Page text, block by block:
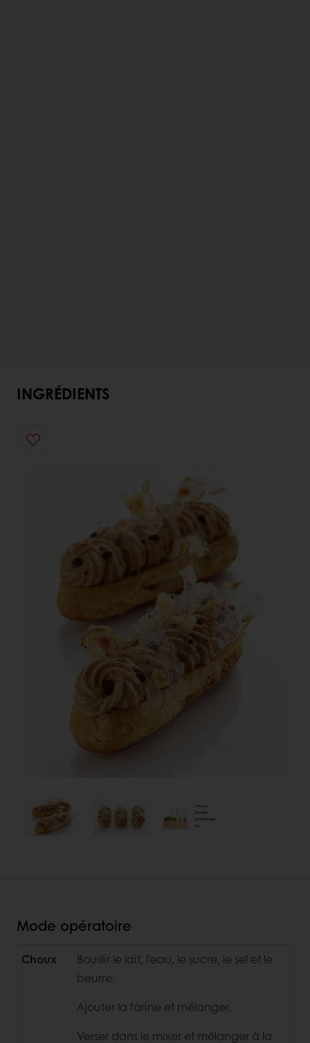
INGRÉDIENTS
Mode opératoire
Choux
Bouillir le lait, l'eau, le sucre, le sel et le
beurre.
Ajouter la farine et mélanger.
Verser dans le mixer et mélanger à la